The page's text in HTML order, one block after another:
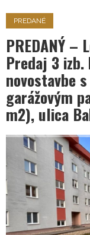
PREDANÉ
PREDANÝ
Predaj 3
novostavbe
garážovým
m2), ulica